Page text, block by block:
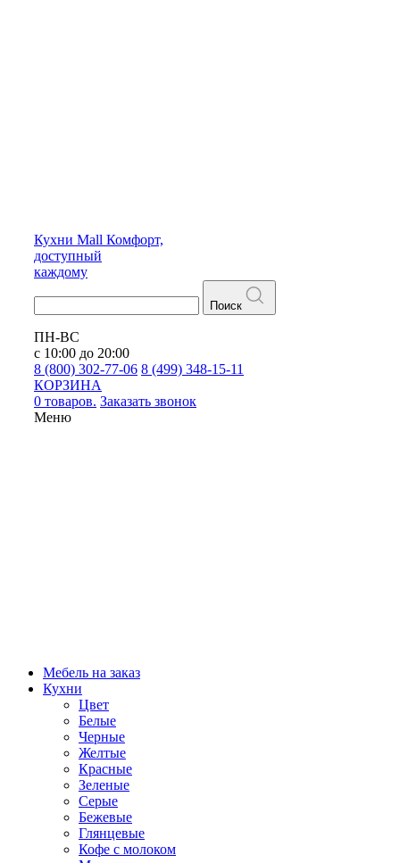
Кухни Mall Комфорт,
доступный
каждому
Поиск
ПН-ВС
с 10:00 до 20:00
8 (800) 302-77-06 8 (499) 348-15-11
КОРЗИНА
0 товаров. Заказать звонок
Меню
Мебель на заказ
Кухни
Цвет
Белые
Черные
Желтые
Красные
Зеленые
Серые
Бежевые
Глянцевые
Кофе с молоком